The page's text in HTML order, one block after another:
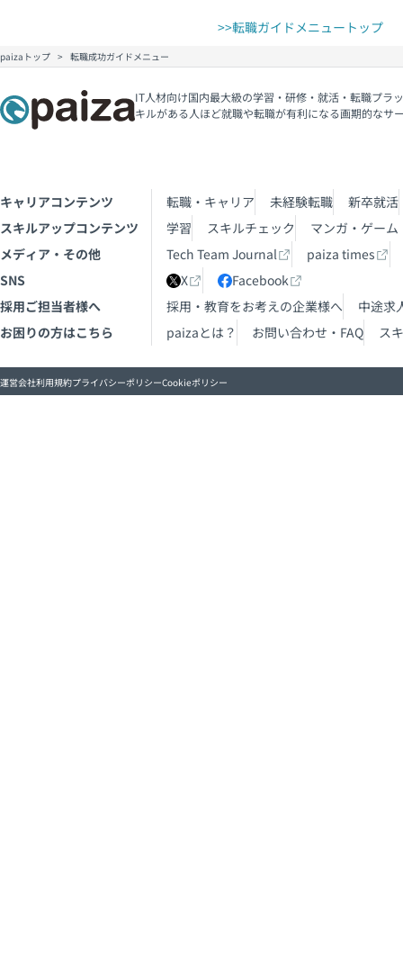
>>転職ガイドメニュートップ
paizaトップ 転職成功ガイドメニュー
IT人材向け国内最大級の学習・研修・就活・転職プラ
キルがある人ほど就職や転職が有利になる画期的なサ
キャリアコンテンツ 転職・キャリア 未経験転職
新卒就活
スキルアップコンテンツ
学習 スキルチェック
マンガ・ゲーム
メディア・その他
Tech Team Journal
paiza times
SNS
X
Facebook
採用ご担当者様へ
採用・教育をお考えの企業様へ
中途求
お困りの方はこちら
paizaとは？ お問い合わせ・FAQ ス
運営会社利用規約プライバシーポリシーCookieポリシー